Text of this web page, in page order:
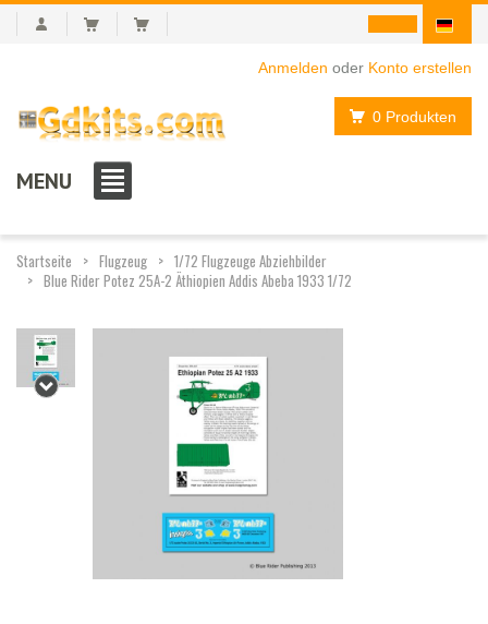
Anmelden oder Konto erstellen
0 Produkten
MENU
Startseite Flugzeug
1/72 Flugzeuge Abziehbilder
Blue Rider Potez 25A-2 Äthiopien Addis Abeba 1933 1/72